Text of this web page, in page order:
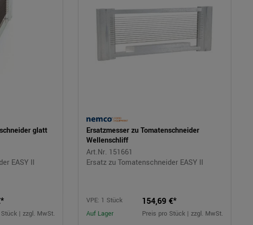
glatt
EASY II
| zzgl. MwSt.
Ersatzmesser zu Tomatenschneider
Wellenschliff
Art.Nr. 151661
Ersatz zu Tomatenschneider EASY II
VPE: 1 Stück
Auf Lager
154,69 €*
Preis pro Stück | zzgl. MwSt.